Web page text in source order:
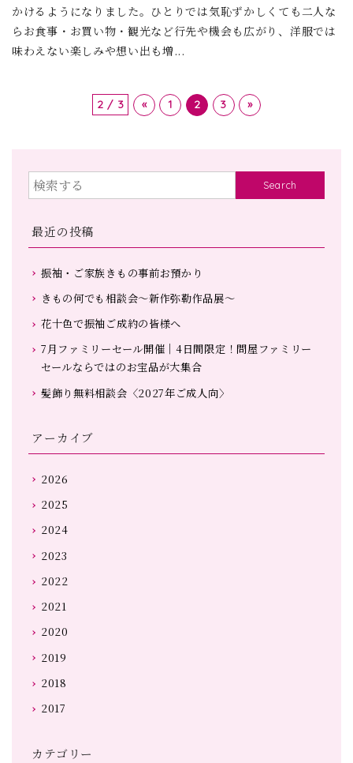
かけるようになりました。ひとりでは気恥ずかしくても二人な
らお食事・お買い物・観光など行先や機会も広がり、洋服では
味わえない楽しみや想い出も増...
2 / 3 « 1 2 3 »
Search
最近の投稿
振袖・ご家族きもの事前お預かり
きもの何でも相談会～新作弥勒作品展～
花十色で振袖ご成約の皆様へ
7月ファミリーセール開催｜4日間限定！問屋ファミリー
セールならではのお宝品が大集合
髪飾り無料相談会〈2027年ご成人向〉
アーカイブ
2026
2025
2024
2023
2022
2021
2020
2019
2018
2017
カテゴリー